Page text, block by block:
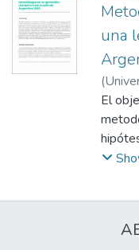
una
(
Ayala,
Lipani,
Pilar
El